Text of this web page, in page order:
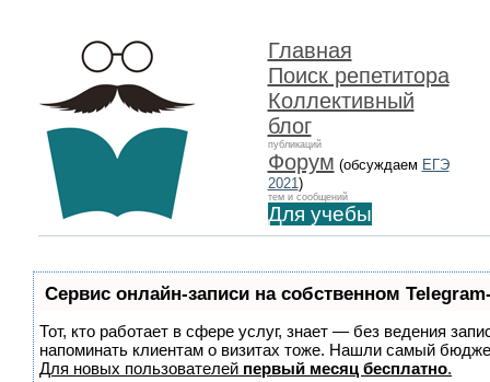
Главная
Поиск репетитора
Коллективный
блог
публикаций
Форум (обсуждаем ЕГЭ
2021)
тем и сообщений
Для учебы
Сервис онлайн-записи на собственном
Тот, кто работает в сфере услуг, знает — без ведения
напоминать клиентам о визитах тоже. Нашли самый
Для новых пользователей первый месяц бесплатно.